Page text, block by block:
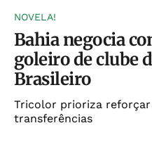
NOVELA!
Bahia negocia
goleiro de clube
Brasileiro
Tricolor prioriza
transferências